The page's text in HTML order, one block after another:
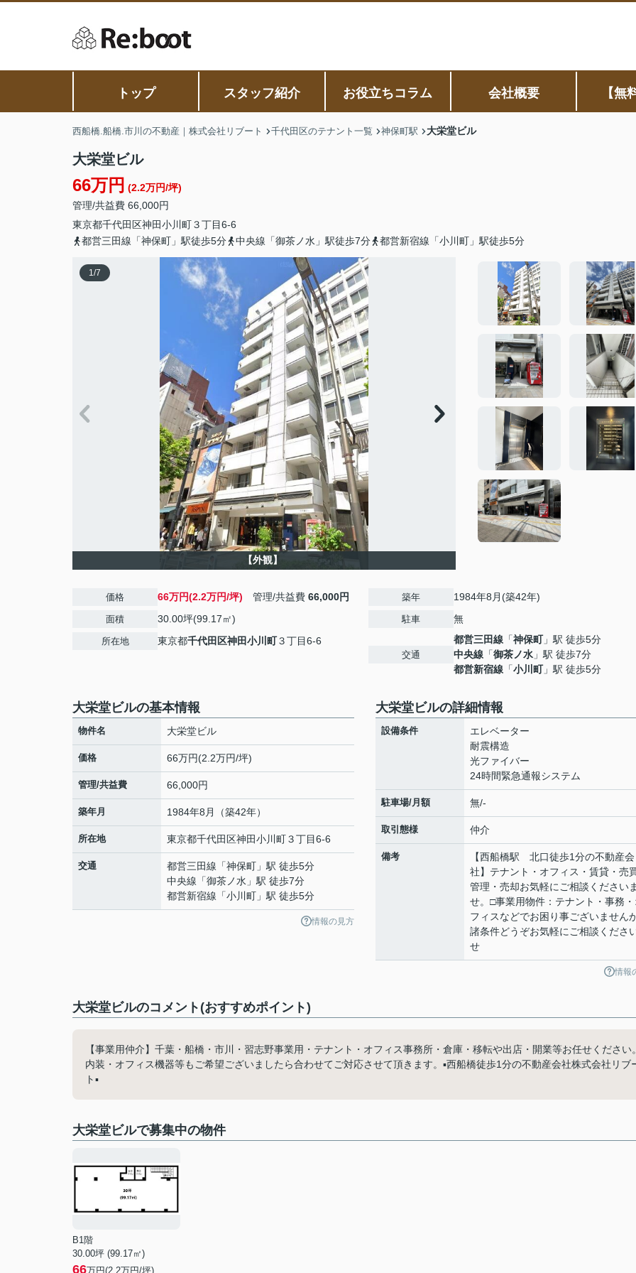
トップ スタッフ紹介 お役立ちコラム 会社概要 【無
西船橋.船橋.市川の不動産｜株式会社リブート 千代田区のテナント一覧 神保町駅 大栄堂ビル
大栄堂ビル
66万円 (2.2万円/坪)
管理/共益費 66,000円
東京都千代田区神田小川町３丁目6-6
都営三田線「神保町」駅徒歩5分
中央線「御茶ノ水」駅徒歩7分 都営新宿線「小川町」駅徒歩5分
1/7
【外観】
価格 66万円(2.2万円/坪) 管理/共益費 66,000円
面積 30.00坪(99.17㎡)
所在地 東京都千代田区神田小川町３丁目6-6
築年 1984年8月(築42年)
駐車 無
交通
都営三田線 「神保町」駅 徒歩5分
中央線 「御茶ノ水 」駅 徒歩7分
都営新宿線 「小川町」駅 徒歩5分
大栄堂ビルの基本情報
物件名 大栄堂ビル
価格 66万円(2.2万円/坪)
管理/共益費 66,000円
築年月 1984年8月（築42年）
所在地 東京都千代田区神田小川町３丁目6-6
交通 都営三田線 「神保町 」駅 徒歩5分
中央線 「御茶ノ水 」駅 徒歩7分
都営新宿線 「小川町 」駅 徒歩5分
情報の見方
大栄堂ビルの詳細情報
設備条件
エレベーター
耐震構造
光ファイバー
24時間緊急通報システム
駐車場/月額 無/-
取引態様 仲介
備考
【西船橋駅 北口徒歩1分の不動産会
社】テナント・オフィス・賃貸・売
管理・売却お気軽にご相談ください
せ。□事業用物件：テナント・事務
フィスなどでお困り事ございません
諸条件どうぞお気軽にご相談くださ
せ
情報
大栄堂ビルのコメント(おすすめポイント)
【事業用仲介】千葉・船橋・市川・習志野事業用・テナント・オフィス事務所・倉庫・移転や出店・開業等お任せください
内装・オフィス機器等もご希望ございましたら合わせてご対応させて頂きます。▪️西船橋徒歩1分の不動産会社株式会社リブ
ト▪️
大栄堂ビルで募集中の物件
B1階
30.00坪 (99.17㎡)
66万円(2.2万円/坪)